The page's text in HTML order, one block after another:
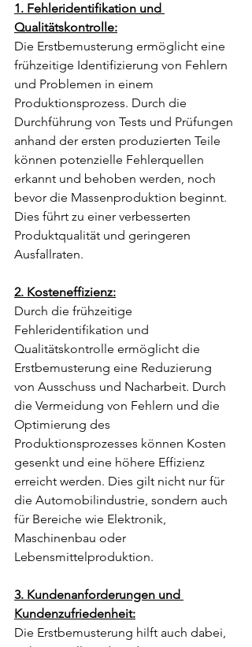
1. Fehleridentifikation und
Qualitätskontrolle:
Die Erstbemusterung ermöglicht eine
frühzeitige Identifizierung von Fehlern
und Problemen in einem
Produktionsprozess. Durch die
Durchführung von Tests und Prüfungen
anhand der ersten produzierten Teile
können potenzielle Fehlerquellen
erkannt und behoben werden, noch
bevor die Massenproduktion beginnt.
Dies führt zu einer verbesserten
Produktqualität und geringeren
Ausfallraten.
2. Kosteneffizienz:
Durch die frühzeitige
Fehleridentifikation und
Qualitätskontrolle ermöglicht die
Erstbemusterung eine Reduzierung
von Ausschuss und Nacharbeit. Durch
die Vermeidung von Fehlern und die
Optimierung des
Produktionsprozesses können Kosten
gesenkt und eine höhere Effizienz
erreicht werden. Dies gilt nicht nur für
die Automobilindustrie, sondern auch
für Bereiche wie Elektronik,
Maschinenbau oder
Lebensmittelproduktion.
3. Kundenanforderungen und
Kundenzufriedenheit:
Die Erstbemusterung hilft auch dabei,